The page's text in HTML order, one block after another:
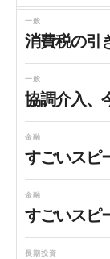
一般
消費税の引
一般
協調介入、
金融
すごいスピ
金融
すごいスピ
長期投資